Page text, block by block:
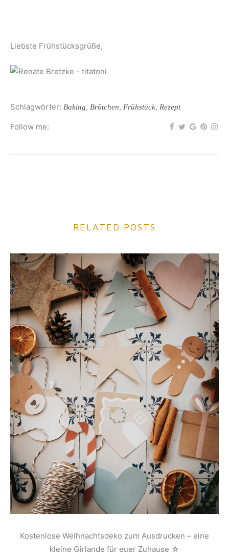
Liebste Frühstücksgrüße,
Schlagwörter: Baking, Brötchen, Frühstück, Rezept
Follow me:
RELATED POSTS
Kostenlose Weihnachtsdeko zum Ausdrucken – eine
kleine Girlande für euer Zuhause ☆